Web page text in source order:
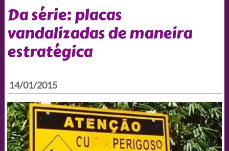
Da série: placas
vandalizadas de maneira
estratégica
14/01/2015